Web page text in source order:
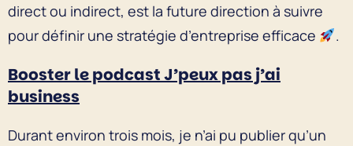
direct ou indirect, est la future direction à suivre
pour définir une stratégie d’entreprise efficace
.
Booster le podcast J’peux pas j’ai
business
Durant environ trois mois, je n’ai pu publier qu’un